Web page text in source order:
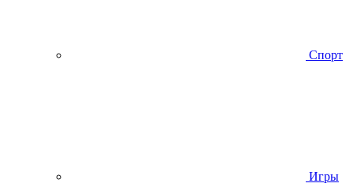
Спорт
Игры